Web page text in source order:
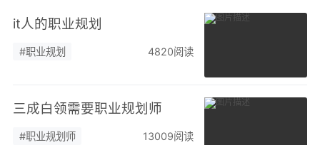
it人的职业规划
#职业规划 4820阅读
三成白领需要职业规划师
#职业规划师 13009阅读